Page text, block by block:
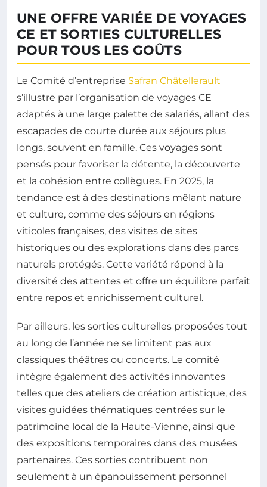
UNE OFFRE VARIÉE DE VOYAGES
CE ET SORTIES CULTURELLES
POUR TOUS LES GOÛTS
Le Comité d’entreprise Safran Châtellerault
s’illustre par l’organisation de voyages CE
adaptés à une large palette de salariés, allant des
escapades de courte durée aux séjours plus
longs, souvent en famille. Ces voyages sont
pensés pour favoriser la détente, la découverte
et la cohésion entre collègues. En 2025, la
tendance est à des destinations mêlant nature
et culture, comme des séjours en régions
viticoles françaises, des visites de sites
historiques ou des explorations dans des parcs
naturels protégés. Cette variété répond à la
diversité des attentes et offre un équilibre parfait
entre repos et enrichissement culturel.
Par ailleurs, les sorties culturelles proposées tout
au long de l’année ne se limitent pas aux
classiques théâtres ou concerts. Le comité
intègre également des activités innovantes
telles que des ateliers de création artistique, des
visites guidées thématiques centrées sur le
patrimoine local de la Haute-Vienne, ainsi que
des expositions temporaires dans des musées
partenaires. Ces sorties contribuent non
seulement à un épanouissement personnel